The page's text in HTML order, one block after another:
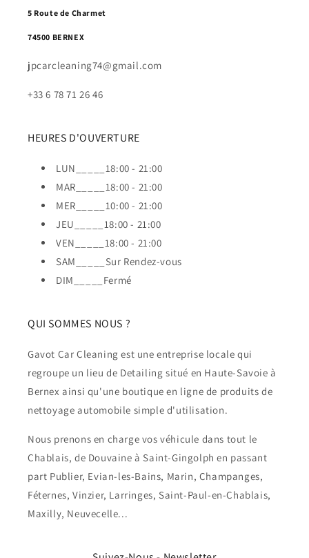
5 Route de Charmet
74500 BERNEX
jpcarcleaning74@gmail.com
+33 6 78 71 26 46
HEURES D'OUVERTURE
LUN_____18:00 - 21:00
MAR_____18:00 - 21:00
MER_____10:00 - 21:00
JEU_____18:00 - 21:00
VEN_____18:00 - 21:00
SAM_____Sur Rendez-vous
DIM_____Fermé
QUI SOMMES NOUS ?
Gavot Car Cleaning est une entreprise locale qui
regroupe un lieu de Detailing situé en Haute-Savoie à
Bernex ainsi qu'une boutique en ligne de produits de
nettoyage automobile simple d'utilisation.
Nous prenons en charge vos véhicule dans tout le
Chablais, de Douvaine à Saint-Gingolph en passant
part Publier, Evian-les-Bains, Marin, Champanges,
Féternes, Vinzier, Larringes, Saint-Paul-en-Chablais,
Maxilly, Neuvecelle...